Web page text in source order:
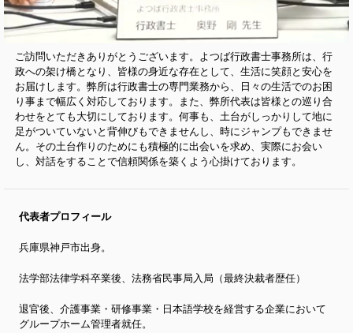
ご訪問いただきありがとうございます。よつば行政書士事務所は、行
政への架け橋となり、皆様の身近な存在として、生活に笑顔と安心を
お届けします。弊所は行政書士の専門業務から、日々の生活でのお困
り事まで幅広く対応しております。また、弊所代表は皆様との巡り合
わせをとても大切にしております。何事も、土台がしっかりして地に
足がついていないと背伸びもできませんし、時にジャンプもできませ
ん。その土台作りのためにも積極的に出会いを求め、実際にお会い
し、対話をすることで信頼関係を築くよう心掛けております。
代表者プロフィール
兵庫県神戸市出身。
法学部法律学科卒業後、法務省民事局入局（最終決裁者歴任）
退官後、介護事業・研修事業・日本語学校を経営する企業において
グループホーム管理者就任。